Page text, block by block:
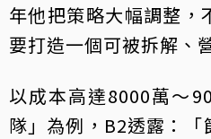
年他把策略大幅調整，
要打造一個可被拆解、
以成本高達8000萬～
隊」為例，B2透露：